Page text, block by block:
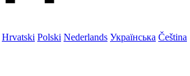
Hrvatski Polski Nederlands Українська Čeština